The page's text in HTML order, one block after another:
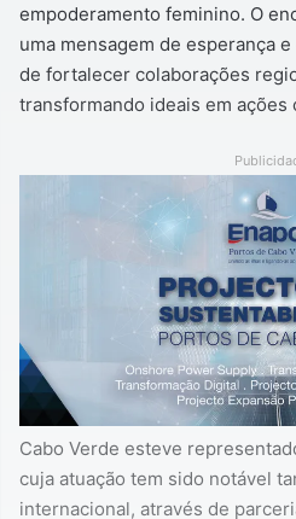
empoderamento feminino. O
uma mensagem de esperança
de fortalecer colaborações
transformando ideais em ações
Cabo Verde esteve
cuja atuação tem sido notável
internacional, através de